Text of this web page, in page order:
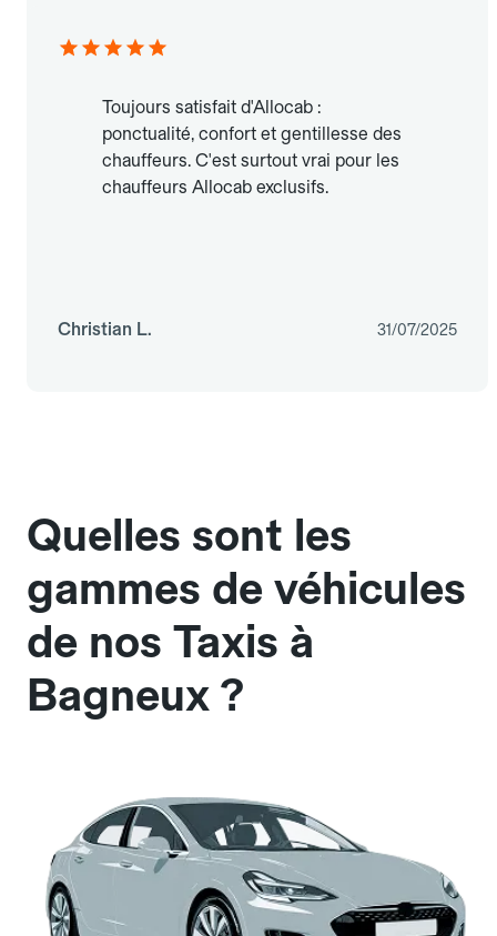
Toujours satisfait d'Allocab :
ponctualité, confort et gentillesse des
chauffeurs. C'est surtout vrai pour les
chauffeurs Allocab exclusifs.
Christian L. 31/07/2025
Quelles sont les
gammes de véhicules
de nos Taxis à
Bagneux ?